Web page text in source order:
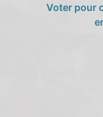
Voter pour